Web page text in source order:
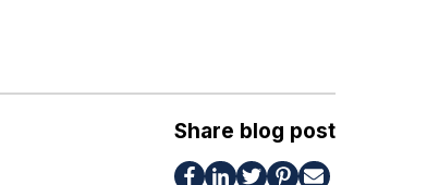
Share blog post